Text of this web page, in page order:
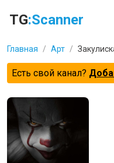
TG:Scanner
Главная / Арт /
Есть свой канал?